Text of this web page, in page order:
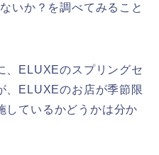
いか？を調べてみること
、ELUXEのスプリングセ
、ELUXEのお店が季節限
しているかどうかは分か